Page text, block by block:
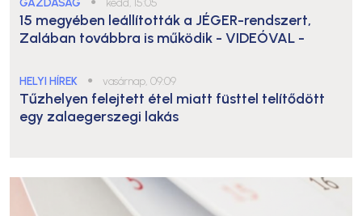
GAZDASÁG kedd, 15:05
15 megyében leállították a JÉGER-rendszert,
Zalában továbbra is működik - VIDEÓVAL -
HELYI HÍREK ● vasárnap, 09:09
Tűzhelyen felejtett étel miatt füsttel telítődött
egy zalaegerszegi lakás